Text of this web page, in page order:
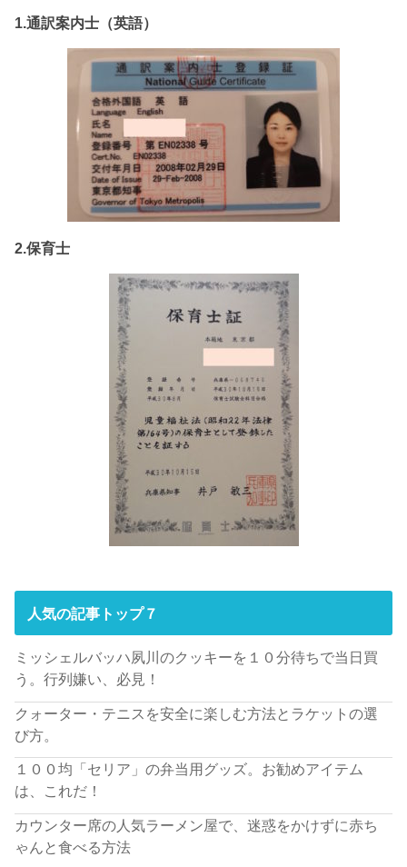
1.通訳案内士（英語）
2.保育士
人気の記事トップ７
ミッシェルバッハ夙川のクッキーを１０分待ちで当日買
う。行列嫌い、必見！
クォーター・テニスを安全に楽しむ方法とラケットの選
び方。
１００均「セリア」の弁当用グッズ。お勧めアイテム
は、これだ！
カウンター席の人気ラーメン屋で、迷惑をかけずに赤ち
ゃんと食べる方法